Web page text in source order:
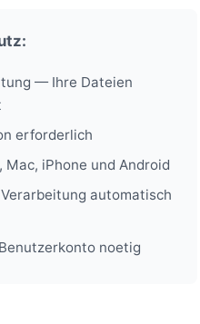
— Ihre Dateien
erforderlich
iPhone und Android
automatisch
noetig